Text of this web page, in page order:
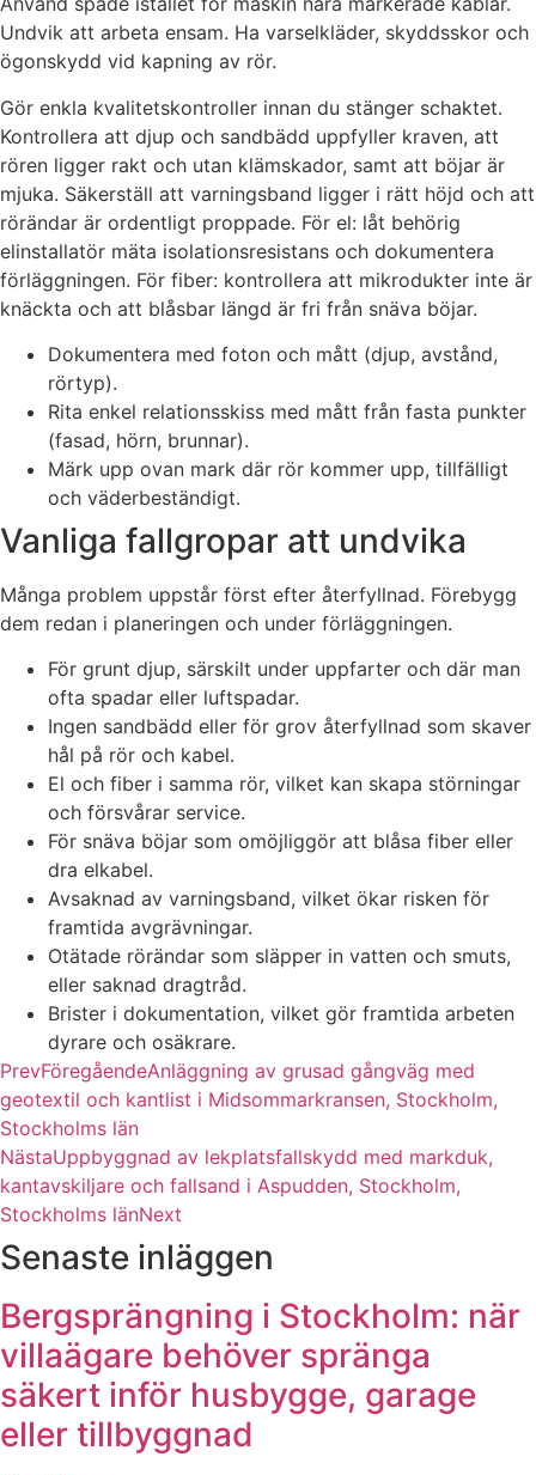
Undvik att arbeta ensam. Ha varselkläder, skyddsskor och
ögonskydd vid kapning av rör.
Gör enkla kvalitetskontroller innan du stänger schaktet.
Kontrollera att djup och sandbädd uppfyller kraven, att
rören ligger rakt och utan klämskador, samt att böjar är
mjuka. Säkerställ att varningsband ligger i rätt höjd och att
rörändar är ordentligt proppade. För el: låt behörig
elinstallatör mäta isolationsresistans och dokumentera
förläggningen. För fiber: kontrollera att mikrodukter inte är
knäckta och att blåsbar längd är fri från snäva böjar.
Dokumentera med foton och mått (djup, avstånd,
rörtyp).
Rita enkel relationsskiss med mått från fasta punkter
(fasad, hörn, brunnar).
Märk upp ovan mark där rör kommer upp, tillfälligt
och väderbeständigt.
Vanliga fallgropar att undvika
Många problem uppstår först efter återfyllnad. Förebygg
dem redan i planeringen och under förläggningen.
För grunt djup, särskilt under uppfarter och där man
ofta spadar eller luftspadar.
Ingen sandbädd eller för grov återfyllnad som skaver
hål på rör och kabel.
El och fiber i samma rör, vilket kan skapa störningar
och försvårar service.
För snäva böjar som omöjliggör att blåsa fiber eller
dra elkabel.
Avsaknad av varningsband, vilket ökar risken för
framtida avgrävningar.
Otätade rörändar som släpper in vatten och smuts,
eller saknad dragtråd.
Brister i dokumentation, vilket gör framtida arbeten
dyrare och osäkrare.
PrevFöregåendeAnläggning av grusad gångväg med
geotextil och kantlist i Midsommarkransen, Stockholm,
Stockholms län
NästaUppbyggnad av lekplatsfallskydd med markduk,
kantavskiljare och fallsand i Aspudden, Stockholm,
Stockholms länNext
Senaste inläggen
Bergsprängning i Stockholm: när
villaägare behöver spränga
säkert inför husbygge, garage
eller tillbyggnad